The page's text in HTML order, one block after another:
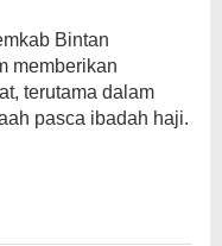
Bintan
memberikan
terutama dalam
pasca ibadah haji.